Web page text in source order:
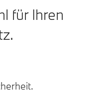
für Ihren